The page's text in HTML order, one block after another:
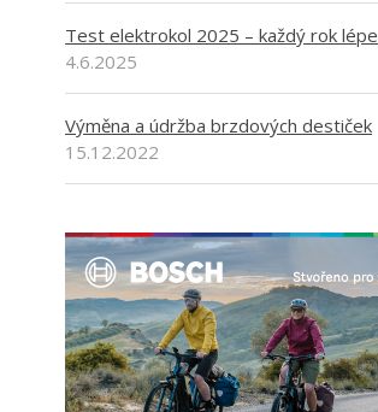
Test elektrokol 2025 – každý rok lépe
4.6.2025
Výměna a údržba brzdových destiček
15.12.2022